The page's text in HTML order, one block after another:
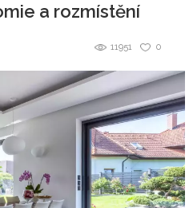
a rozmístění
0
11951